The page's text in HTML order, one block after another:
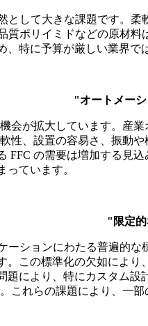
して大きな課題です。
ポリイミドなどの原材
特に予算が厳しい業界
"オートメー
会が拡大しています。産
性、設置の容易さ、振動
FFC の需要は増加する見
ています。
"限定
ションにわたる普遍的
この標準化の欠如によ
により、特にカスタム
これらの課題により、一